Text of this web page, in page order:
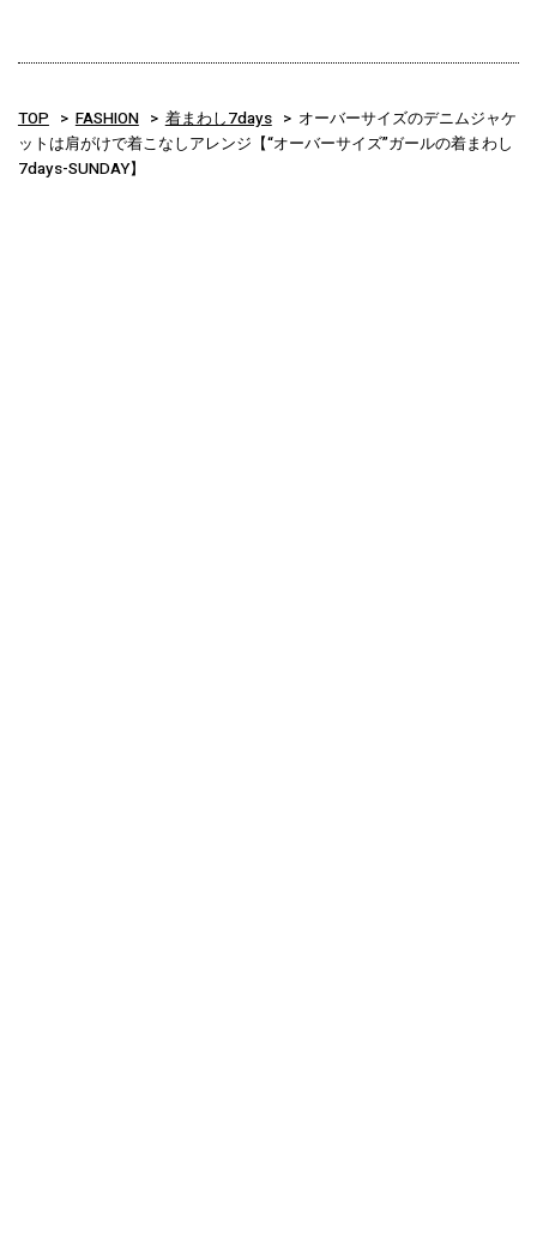
TOP FASHION 着まわし7days
オーバーサイズのデニムジャケ
ットは肩がけで着こなしアレンジ【“オーバーサイズ”ガールの着まわし
7days-SUNDAY】